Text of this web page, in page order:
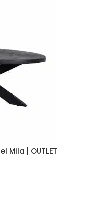
daar
Mila | OUTLET